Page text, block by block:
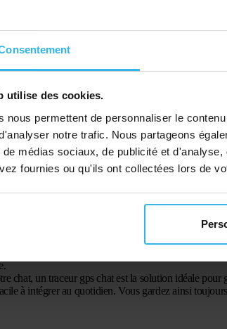
utilise des cookies.
nous permettent de personnaliser le
notre trafic. Nous partageons
de médias sociaux, de publicité et
fournies ou qu'ils ont collectées lors de
compte des critères suivants :
le chat.
au collier.
dans votre région.
trop fréquentes.
rend l’utilisation plus simple.
de liberté à votre animal tout en assurant sa
à l’aventure. Qu’il s’agisse d’un petit émetteur ou
chat, un traceur gps chat est la solution idéale
à intégrer au quotidien. Vous gardez ainsi